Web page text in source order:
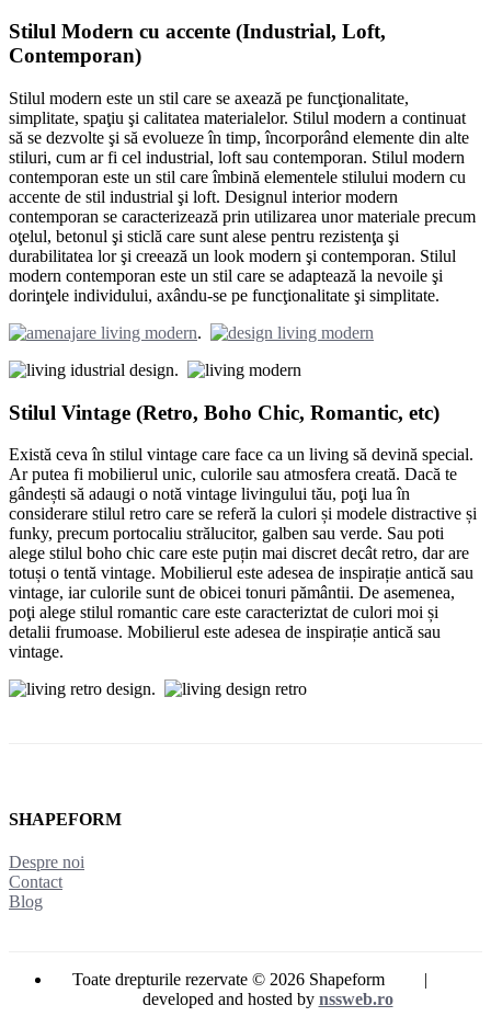
Stilul Modern cu accente (Industrial, Loft,
Contemporan)
Stilul modern este un stil care se axează pe funcţionalitate,
simplitate, spaţiu şi calitatea materialelor. Stilul modern a continuat
să se dezvolte şi să evolueze în timp, încorporând elemente din alte
stiluri, cum ar fi cel industrial, loft sau contemporan. Stilul modern
contemporan este un stil care îmbină elementele stilului modern cu
accente de stil industrial şi loft. Designul interior modern
contemporan se caracterizează prin utilizarea unor materiale precum
oţelul, betonul şi sticlă care sunt alese pentru rezistenţa şi
durabilitatea lor şi creează un look modern şi contemporan. Stilul
modern contemporan este un stil care se adaptează la nevoile şi
dorinţele individului, axându-se pe funcţionalitate şi simplitate.
.
.
Stilul Vintage (Retro, Boho Chic, Romantic, etc)
Există ceva în stilul vintage care face ca un living să devină special.
Ar putea fi mobilierul unic, culorile sau atmosfera creată. Dacă te
gândești să adaugi o notă vintage livingului tău, poţi lua în
considerare stilul retro care se referă la culori și modele distractive și
funky, precum portocaliu strălucitor, galben sau verde. Sau poti
alege stilul boho chic care este puțin mai discret decât retro, dar are
totuși o tentă vintage. Mobilierul este adesea de inspirație antică sau
vintage, iar culorile sunt de obicei tonuri pământii. De asemenea,
poţi alege stilul romantic care este caracteriztat de culori moi și
detalii frumoase. Mobilierul este adesea de inspirație antică sau
vintage.
.
SHAPEFORM
Despre noi
Contact
Blog
Toate drepturile rezervate © 2026 Shapeform |
developed and hosted by nssweb.ro